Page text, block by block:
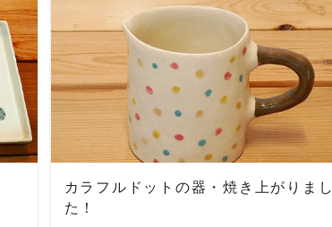
READ MORE
カラフルドットの器・焼き上がりまし
た！